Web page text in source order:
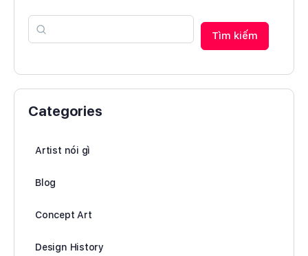
Tìm kiếm
Categories
Artist nói gì
Blog
Concept Art
Design History